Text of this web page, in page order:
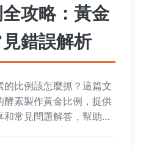
攻略：黃金
錯誤解析
比例該怎麼抓？這篇文
素製作黃金比例，提供
常見問題解答，幫助你